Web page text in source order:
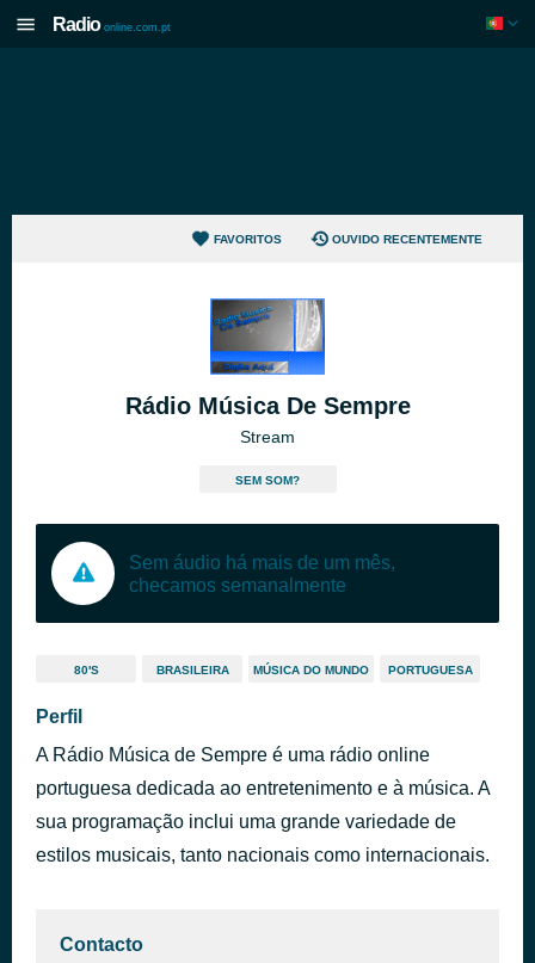
Radio online.com.pt
FAVORITOS OUVIDO RECENTEMENTE
Rádio Música De Sempre
Stream
SEM SOM?
Sem áudio há mais de um mês,
checamos semanalmente
80'S BRASILEIRA MÚSICA DO MUNDO PORTUGUESA
Perfil
A Rádio Música de Sempre é uma rádio online
portuguesa dedicada ao entretenimento e à música. A
sua programação inclui uma grande variedade de
estilos musicais, tanto nacionais como internacionais.
Contacto